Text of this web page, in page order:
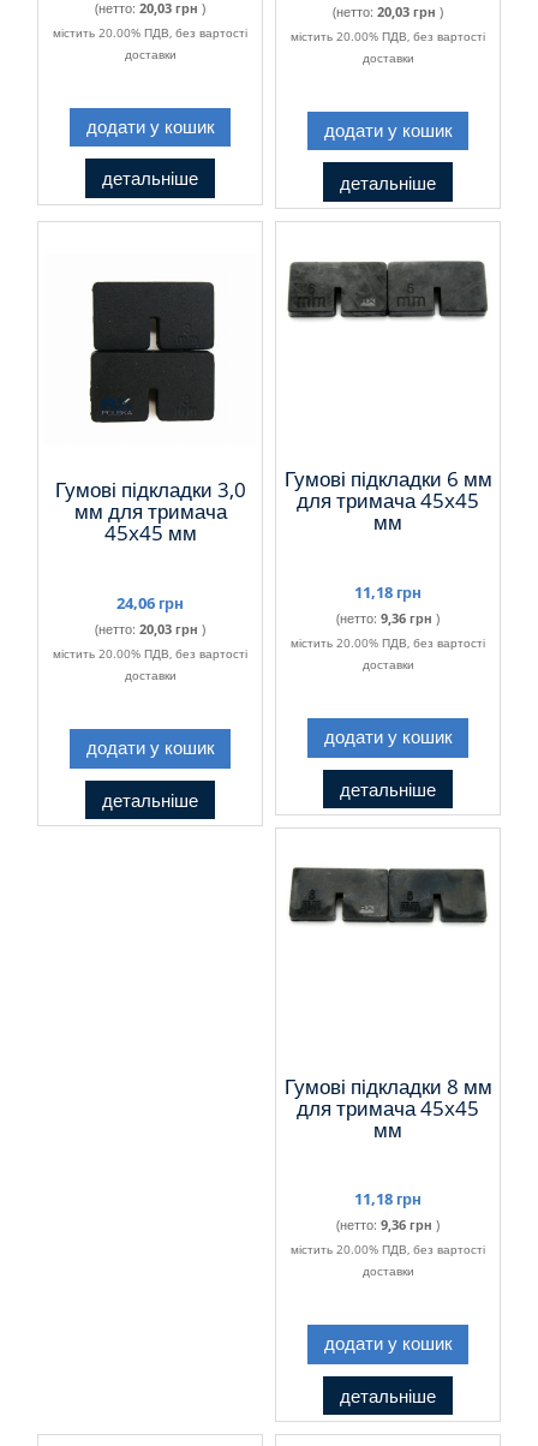
(нетто: 20,03 грн )
містить 20.00% ПДВ, без вартості
доставки
додати у кошик
детальніше
(нетто: 20,03 грн )
містить 20.00% ПДВ, без вартості
доставки
додати у кошик
детальніше
Гумові підкладки 3,0
мм для тримача
45x45 мм
24,06 грн
(нетто: 20,03 грн )
містить 20.00% ПДВ, без вартості
доставки
додати у кошик
детальніше
Гумові підкладки 6 мм
для тримача 45x45
мм
11,18 грн
(нетто: 9,36 грн )
містить 20.00% ПДВ, без вартості
доставки
додати у кошик
детальніше
Гумові підкладки 8 мм
для тримача 45x45
мм
11,18 грн
(нетто: 9,36 грн )
містить 20.00% ПДВ, без вартості
доставки
додати у кошик
детальніше